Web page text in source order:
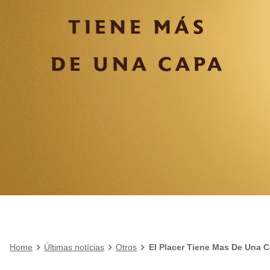
Home Últimas notícias Otros El Placer Tiene Mas De Una